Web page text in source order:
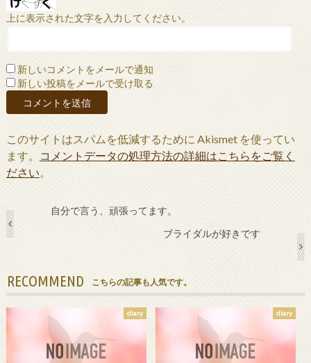
上に表示された文字を入力してください。
新しいコメントをメールで通知
新しい投稿をメールで受け取る
このサイトはスパムを低減するために Akismet を使ってい
ます。
コメントデータの処理方法の詳細はこちらをご覧く
ださい
自分で言う、頑張ってます。
ブライダルが好きです
RECOMMEND こちらの記事も人気です。
diary diary